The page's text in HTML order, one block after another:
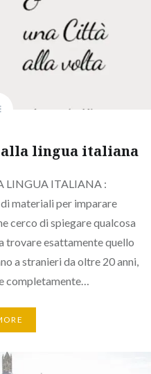
lingua italiana
LINGUA ITALIANA :
materiali per imparare
cerco di spiegare qualcosa
trovare esattamente quello
a stranieri da oltre 20 anni,
completamente…